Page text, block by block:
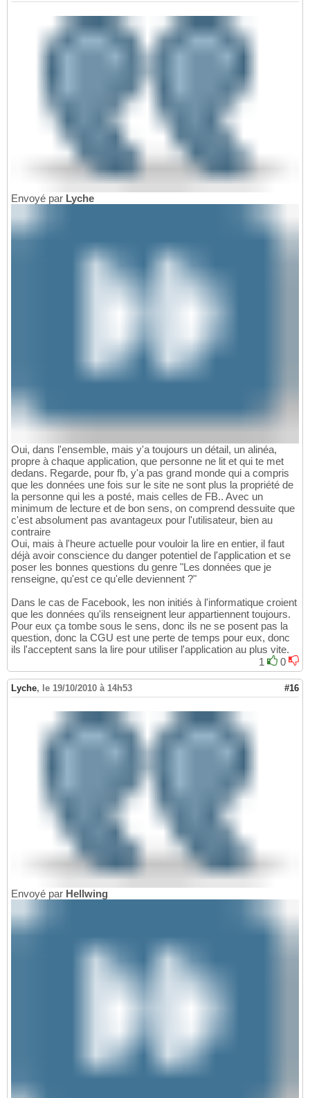
Envoyé par Lyche
Oui, dans l'ensemble, mais y'a toujours un détail, un alinéa,
propre à chaque application, que personne ne lit et qui te met
dedans. Regarde, pour fb, y'a pas grand monde qui a compris
que les données une fois sur le site ne sont plus la propriété de
la personne qui les a posté, mais celles de FB.. Avec un
minimum de lecture et de bon sens, on comprend dessuite que
c'est absolument pas avantageux pour l'utilisateur, bien au
contraire
Oui, mais à l'heure actuelle pour vouloir la lire en entier, il faut
déjà avoir conscience du danger potentiel de l'application et se
poser les bonnes questions du genre "Les données que je
renseigne, qu'est ce qu'elle deviennent ?"
Dans le cas de Facebook, les non initiés à l'informatique croient
que les données qu'ils renseignent leur appartiennent toujours.
Pour eux ça tombe sous le sens, donc ils ne se posent pas la
question, donc la CGU est une perte de temps pour eux, donc
ils l'acceptent sans la lire pour utiliser l'application au plus vite.
1
0
Lyche, le 19/10/2010 à 14h53 #16
Envoyé par Hellwing